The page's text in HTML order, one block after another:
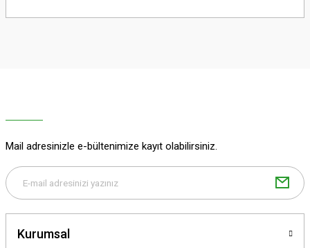
yetersiz gördüğünüz noktaları öneri formunu kullanarak tarafımıza
Bu ürüne benzer farklı alternatifler olmalı.
Mail adresinizle e-bültenimize kayıt olabilirsiniz.
Kurumsal